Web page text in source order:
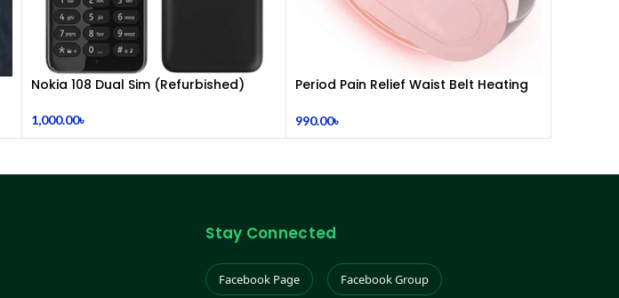
Nokia 108 Dual Sim (Refurbished)
1,000.00৳
Period Pain Relief Waist Belt Heating
990.00৳
Stay Connected
Facebook Page Facebook Group